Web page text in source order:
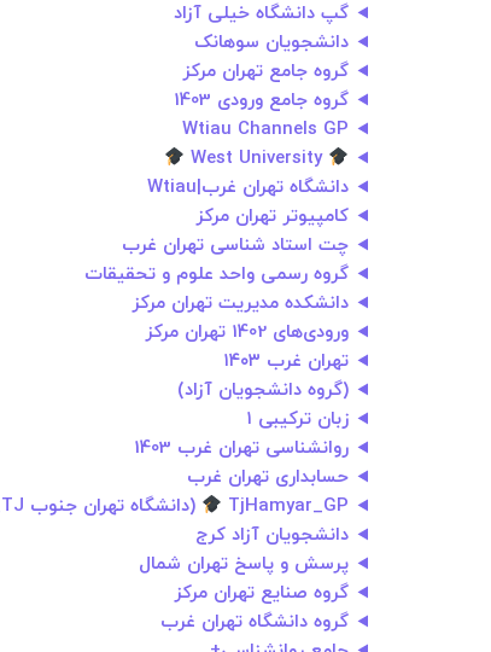
گپ دانشگاه خیلی آزاد
دانشجویان سوهانک
گروه جامع تهران مرکز
گروه جامع ورودی 1403
Wtiau Channels GP
West University
دانشگاه تهران غرب|Wtiau
کامپیوتر تهران مرکز
چت استاد شناسی تهران غرب
گروه رسمی واحد علوم و تحقیقات
دانشکده مدیریت تهران مرکز
ورودی‌های 1402 تهران مرکز
تهران غرب ۱۴۰۳
(گروه دانشجویان آزاد)
زبان ترکیبی ۱
روانشناسی تهران غرب 1403
حسابداری تهران غرب
TjHamyar_GP
(دانشگاه تهران جنوب OstadShenasi_TJ)
دانشجویان آزاد کرج
پرسش و پاسخ تهران شمال
گروه صنایع تهران مرکز
گروه دانشگاه تهران غرب